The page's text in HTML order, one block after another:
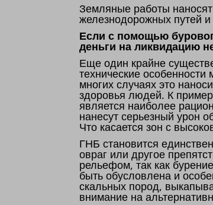
Земляные работы
железнодорожных путей
Если с помощью
деньги на ликвидацию
Еще один крайне
технические
многих случаях это
здоровья людей. К
является наиболее
нанесут серьезный урон
Что касается зон с
ГНБ становится
овраг или другое
рельефом, так как
быть обусловлена и
скальных пород,
внимание на